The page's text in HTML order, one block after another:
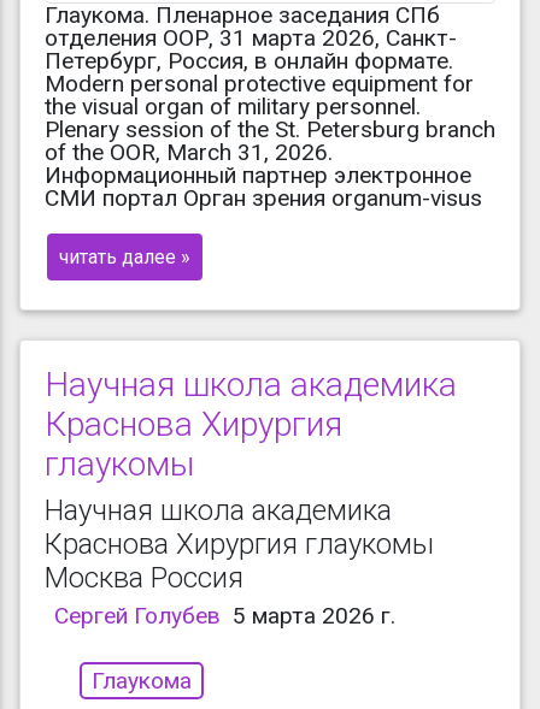
Глаукома. Пленарное заседания СПб
отделения ООР, 31 марта 2026, Санкт-
Петербург, Россия, в онлайн формате.
Modern personal protective equipment for
the visual organ of military personnel.
Plenary session of the St. Petersburg branch
of the OOR, March 31, 2026.
Информационный партнер электронное
СМИ портал Орган зрения organum-visus
читать далее »
Научная школа академика
Краснова Хирургия
глаукомы
Научная школа академика
Краснова Хирургия глаукомы
Москва Россия
Сергей Голубев 5 марта 2026 г.
Глаукома